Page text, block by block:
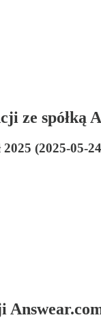
ze spółką
(2025-05-